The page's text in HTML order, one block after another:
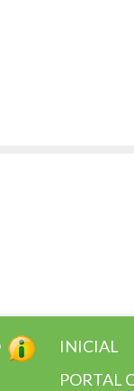
INICIAL
PORTAL